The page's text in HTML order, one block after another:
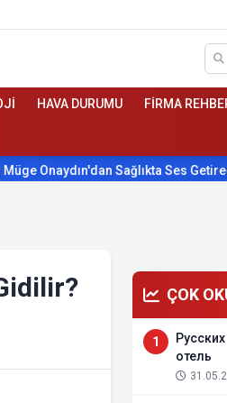
HAVA DURUMU FİRMA
Onaydın'dan Sağlıkta Ses Getirecek
ÇOK
1
отель